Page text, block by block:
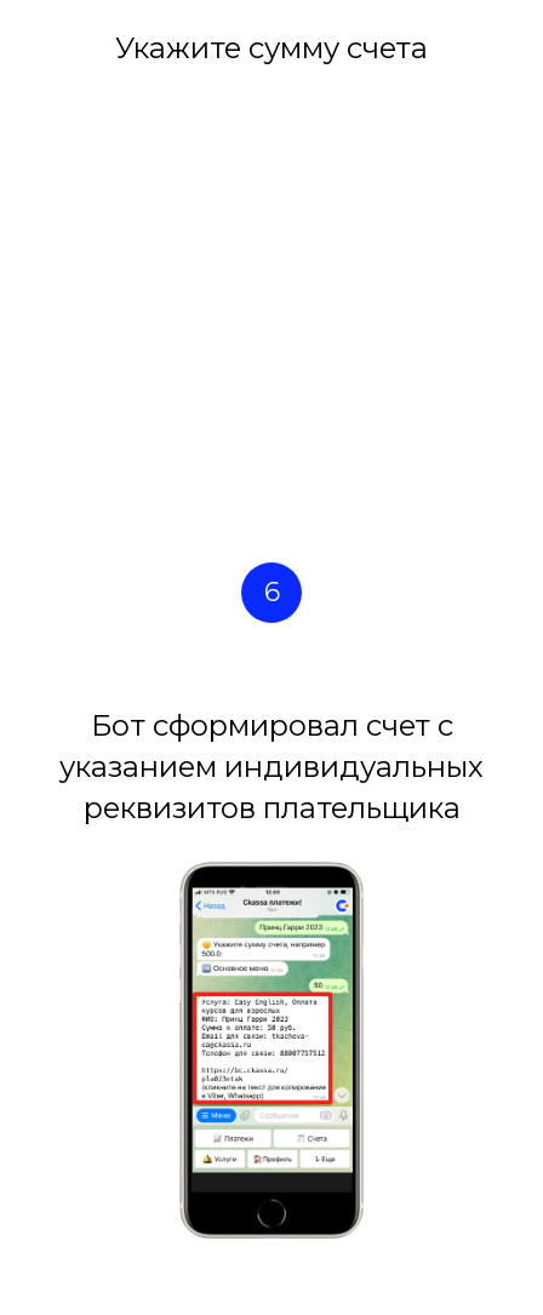
Укажите сумму счета
6
Бот сформировал счет с
указанием индивидуальных
реквизитов плательщика